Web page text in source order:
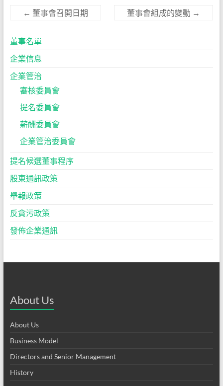
← 董事會召開日期 董事會組成的變動 →
董事名單
企業信息
企業管治
審核委員會
提名委員會
薪酬委員會
企業管治委員會
提名候選董事程序
股東通訊政策
舉報政策
反貪污政策
發佈企業通訊
About Us
About Us
Business Model
Directors and Senior Management
History